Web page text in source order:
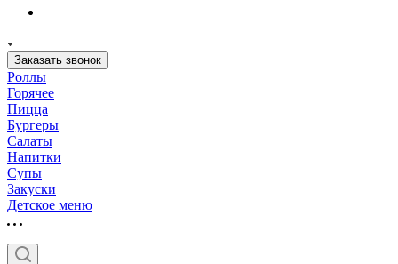
Заказать звонок
Роллы
Горячее
Пицца
Бургеры
Салаты
Напитки
Супы
Закуски
Детское меню